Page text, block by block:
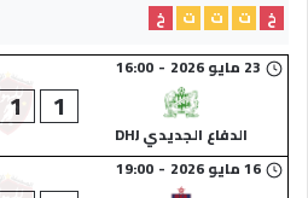
خ ت ت ت
خ
23 مايو 2026 -
16:00
الدفاع الجديدي DHJ
1
1
16 مايو 2026 -
19:00